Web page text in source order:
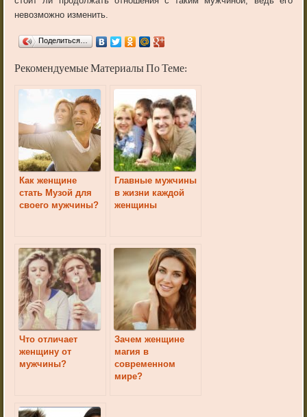
невозможно изменить.
Поделиться…
Рекомендуемые Материалы По Теме:
Как женщине
стать Музой для
своего мужчины?
Главные мужчины
в жизни каждой
женщины
Что отличает
женщину от
мужчины?
Зачем женщине
магия в
современном
мире?